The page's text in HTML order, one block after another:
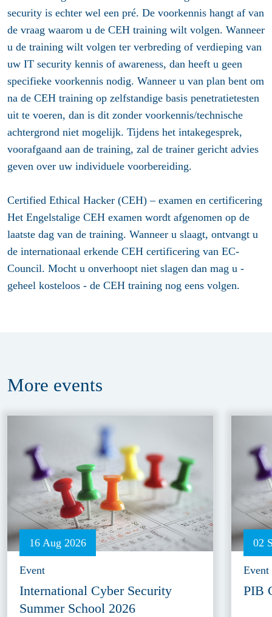
security is echter wel een pré. De voorkennis hangt af van
de vraag waarom u de CEH training wilt volgen. Wanneer
u de training wilt volgen ter verbreding of verdieping van
uw IT security kennis of awareness, dan heeft u geen
specifieke voorkennis nodig. Wanneer u van plan bent om
na de CEH training op zelfstandige basis penetratietesten
uit te voeren, dan is dit zonder voorkennis/technische
achtergrond niet mogelijk. Tijdens het intakegesprek,
voorafgaand aan de training, zal de trainer gericht advies
geven over uw individuele voorbereiding.
Certified Ethical Hacker (CEH) – examen en certificering
Het Engelstalige CEH examen wordt afgenomen op de
laatste dag van de training. Wanneer u slaagt, ontvangt u
de internationaal erkende CEH certificering van EC-
Council. Mocht u onverhoopt niet slagen dan mag u -
geheel kosteloos - de CEH training nog eens volgen.
More events
16 Aug 2026
Event
International Cyber Security
Summer School 2026
02
Event
PIB